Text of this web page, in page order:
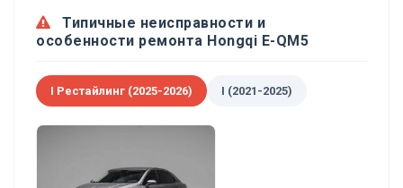
Типичные неисправности и
особенности ремонта Hongqi E-QM5
I Рестайлинг (2025-2026) I (2021-2025)